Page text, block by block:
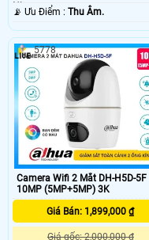
Nhựa.
️📡 Ưu Điểm : Thu Âm.
Camera Wifi 2 Mắt DH-H5D-5F
10MP (5MP+5MP) 3K
Giá Bán: 1,899,000 ₫
Giá gốc: 2,000,000 ₫
5778